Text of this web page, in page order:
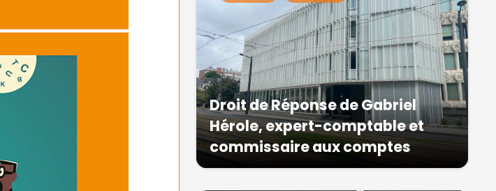
Droit de Réponse de Gabriel
Hérole, expert-comptable et
commissaire aux comptes